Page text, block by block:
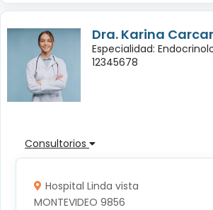
Dra. Karina
Especialidad:
12345678
Consultorios
Hospital Linda vista
MONTEVIDEO 9856